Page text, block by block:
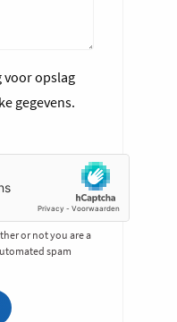
voor opslag
gegevens.
or not you are a
spam